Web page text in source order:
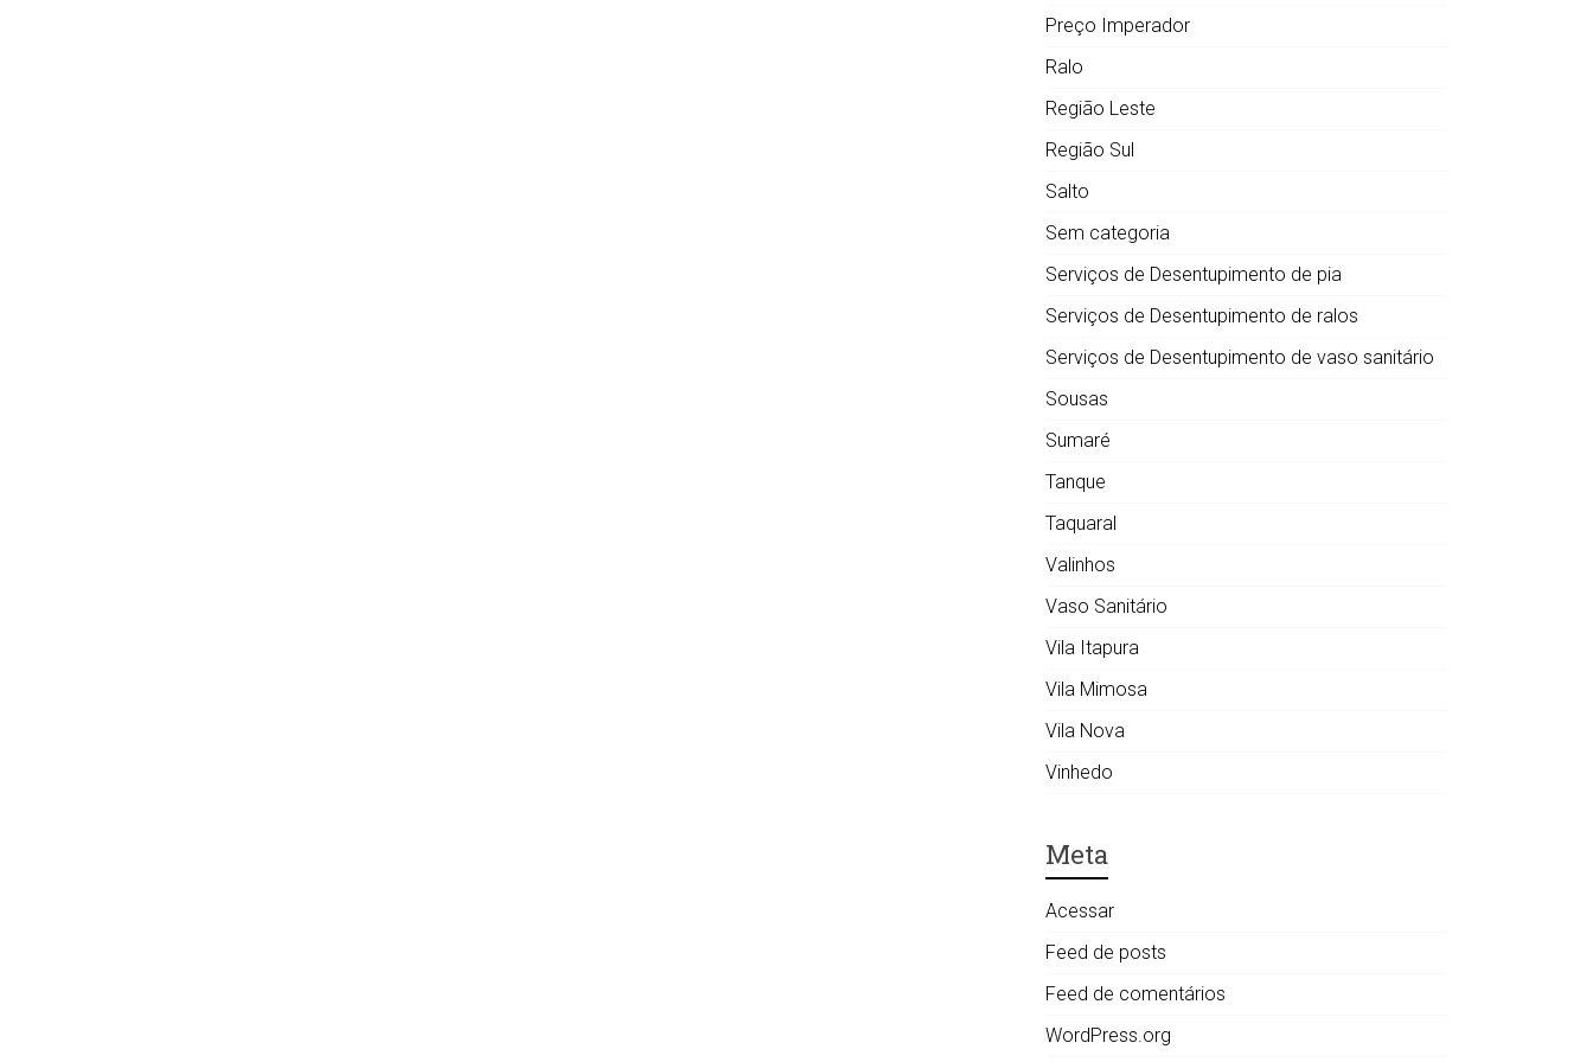
Preço Imperador
Ralo
Região Leste
Região Sul
Salto
Sem categoria
Serviços de Desentupimento de pia
Serviços de Desentupimento de ralos
Serviços de Desentupimento de vaso sanitário
Sousas
Sumaré
Tanque
Taquaral
Valinhos
Vaso Sanitário
Vila Itapura
Vila Mimosa
Vila Nova
Vinhedo
Meta
Acessar
Feed de posts
Feed de comentários
WordPress.org